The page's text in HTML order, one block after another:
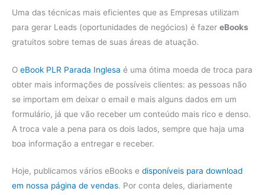
Uma das técnicas mais eficientes que as Empresas utilizam
para gerar Leads (oportunidades de negócios) é fazer eBooks
gratuitos sobre temas de suas áreas de atuação.
O eBook PLR Parada Inglesa é uma ótima moeda de troca para
obter mais informações de possíveis clientes: as pessoas não
se importam em deixar o email e mais alguns dados em um
formulário, já que vão receber um conteúdo mais rico e denso.
A troca vale a pena para os dois lados, sempre que haja uma
boa informação a entregar e receber.
Hoje, publicamos vários eBooks e disponíveis para download
em nossa página de vendas. Por conta deles, diariamente